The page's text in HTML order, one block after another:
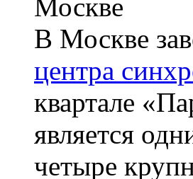
В Москве
центра
квартале
является
четыре